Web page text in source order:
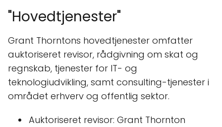
"Hovedtjenester"
Grant Thorntons hovedtjenester omfatter
auktoriseret revisor, rådgivning om skat og
regnskab, tjenester for IT- og
teknologiudvikling, samt consulting-tjenester i
området erhverv og offentlig sektor.
Auktoriseret revisor: Grant Thornton